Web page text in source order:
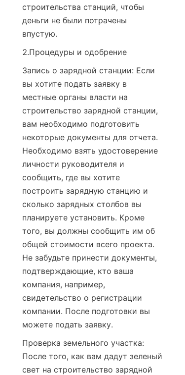
строительства станций, чтобы
деньги не были потрачены
впустую.
2.Процедуры и одобрение
Запись о зарядной станции: Если
вы хотите подать заявку в
местные органы власти на
строительство зарядной станции,
вам необходимо подготовить
некоторые документы для отчета.
Необходимо взять удостоверение
личности руководителя и
сообщить, где вы хотите
построить зарядную станцию и
сколько зарядных столбов вы
планируете установить. Кроме
того, вы должны сообщить им об
общей стоимости всего проекта.
Не забудьте принести документы,
подтверждающие, кто ваша
компания, например,
свидетельство о регистрации
компании. После подготовки вы
можете подать заявку.
Проверка земельного участка:
После того, как вам дадут зеленый
свет на строительство зарядной